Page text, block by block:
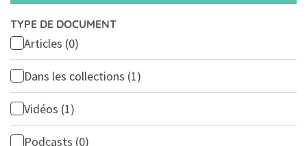
TYPE DE DOCUMENT
Articles (0)
Dans les collections (1)
Vidéos (1)
Podcasts (0)